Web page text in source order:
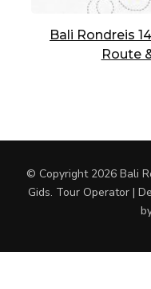
Bali Rondreis
Route
© Copyright 2026 Bali
Gids. Tour Operator |